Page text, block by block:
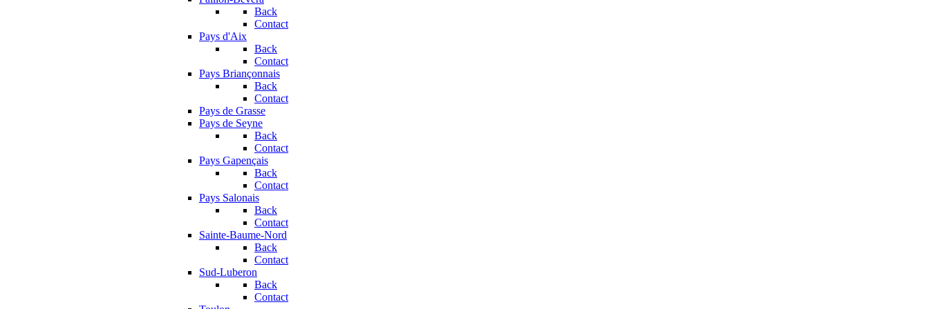
Back
Contact
Pays d'Aix
Back
Contact
Pays Briançonnais
Back
Contact
Pays de Grasse
Pays de Seyne
Back
Contact
Pays Gapençais
Back
Contact
Pays Salonais
Back
Contact
Sainte-Baume-Nord
Back
Contact
Sud-Luberon
Back
Contact